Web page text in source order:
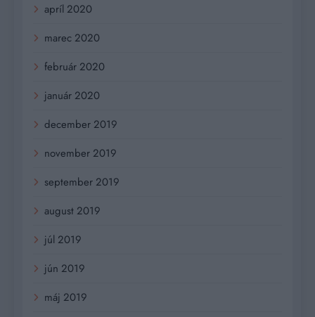
apríl 2020
marec 2020
február 2020
január 2020
december 2019
november 2019
september 2019
august 2019
júl 2019
jún 2019
máj 2019